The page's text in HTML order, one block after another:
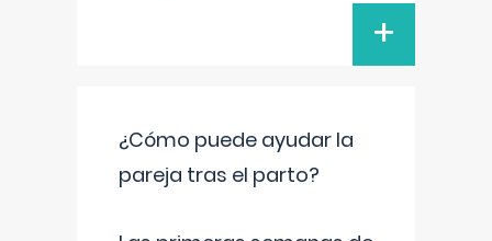
+
¿Cómo puede ayudar la
pareja tras el parto?